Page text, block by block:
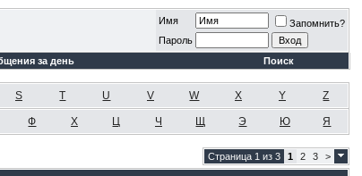
Имя
Запомнить?
Пароль
за день Поиск
S T U V W X Y Z
Ф Х Ц Ч Щ Э Ю Я
Страница 1 из 3 1 2 3 >